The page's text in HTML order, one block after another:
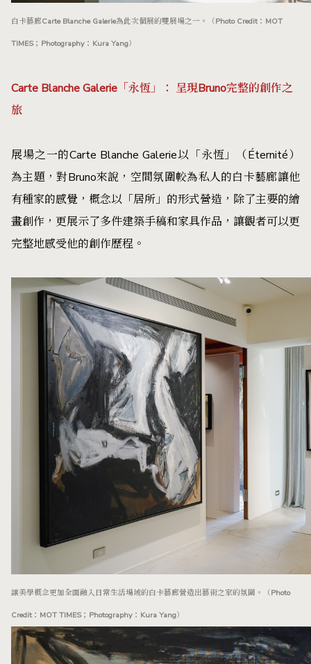
白卡藝廊Carte Blanche Galerie為此次個展的雙展場之一。（Photo Credit：MOT
TIMES；Photography：Kura Yang）
Carte Blanche Galerie「永恆」： 呈現Bruno完整的創作之
旅
展場之一的Carte Blanche Galerie以「永恆」（Éternité）
為主題，對Bruno來說，空間氛圍較為私人的白卡藝廊讓他
有種家的感覺，概念以「居所」的形式營造，除了主要的繪
畫創作，更展示了多件建築手稿和家具作品，讓觀者可以更
完整地感受他的創作歷程。
讓美學概念更加全面融入日常生活場域的白卡藝廊營造出藝術之家的氛圍。（Photo
Credit：MOT TIMES；Photography：Kura Yang）